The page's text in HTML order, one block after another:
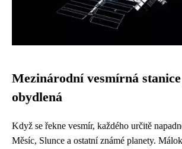
Mezinárodní vesmírná
obydlená
Když se řekne vesmír, každého určitě
Měsíc, Slunce a ostatní známé planety.